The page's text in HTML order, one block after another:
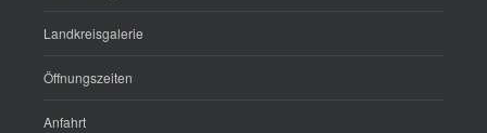
Landkreisgalerie
Öffnungszeiten
Anfahrt